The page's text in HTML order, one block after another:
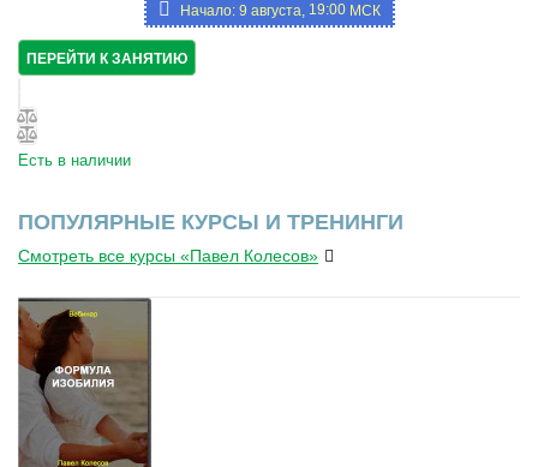
Начало: 9 августа, 19:00МСК
ПЕРЕЙТИ К ЗАНЯТИЮ
Есть в наличии
ПОПУЛЯРНЫЕ КУРСЫ И ТРЕНИНГИ
Смотреть все курсы «Павел Колесов»